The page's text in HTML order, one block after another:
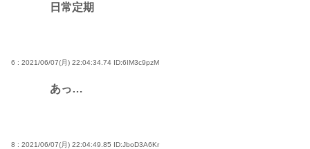
日常定期
6 : 2021/06/07(月) 22:04:34.74 ID:6IM3c9pzM
あっ…
8 : 2021/06/07(月) 22:04:49.85 ID:JboD3A6Kr